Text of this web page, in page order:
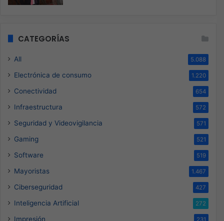
CATEGORÍAS
All 5.088
Electrónica de consumo 1.220
Conectividad 654
Infraestructura 572
Seguridad y Videovigilancia 571
Gaming 521
Software 519
Mayoristas 1.467
Ciberseguridad 427
Inteligencia Artificial 272
Impresión 231